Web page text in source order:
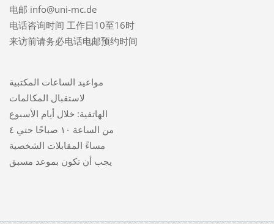
电邮 info@uni-mc.de
电话咨询时间 工作日10至16时
来访前请务必电话电邮预约时间
مواعيد الساعات المكتبية
لاستقبال المكالمات
الهاتفية: خلال أيام الأسبوع
من الساعة ١٠ صباحًا حتي ٤
مساءً المقابلات الشخصية
يجب أن تكون بموعد مسبق